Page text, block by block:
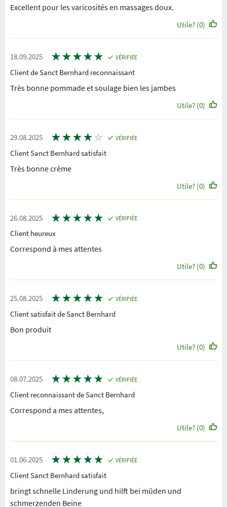
Excellent pour les varicosités en massages doux.
Utile? (0)
18.09.2025 ★★★★★ VÉRIFIÉE
Client de Sanct Bernhard reconnaissant
Très bonne pommade et soulage bien les jambes
Utile? (0)
29.08.2025 ★★★★ ☆ VÉRIFIÉE
Client Sanct Bernhard satisfait
Très bonne crème
Utile? (0)
26.08.2025 ★★★★★ VÉRIFIÉE
Client heureux
Correspond à mes attentes
Utile? (0)
25.08.2025 ★★★★★ VÉRIFIÉE
Client satisfait de Sanct Bernhard
Bon produit
Utile? (0)
08.07.2025 ★★★★★ VÉRIFIÉE
Client reconnaissant de Sanct Bernhard
Correspond a mes attentes,
Utile? (0)
01.06.2025 ★★★★★ VÉRIFIÉE
Client Sanct Bernhard satisfait
bringt schnelle Linderung und hilft bei müden und
schmerzenden Beine